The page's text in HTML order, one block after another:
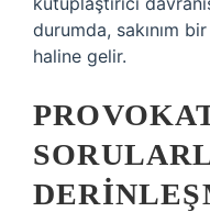
durumda, sakınım
haline gelir.